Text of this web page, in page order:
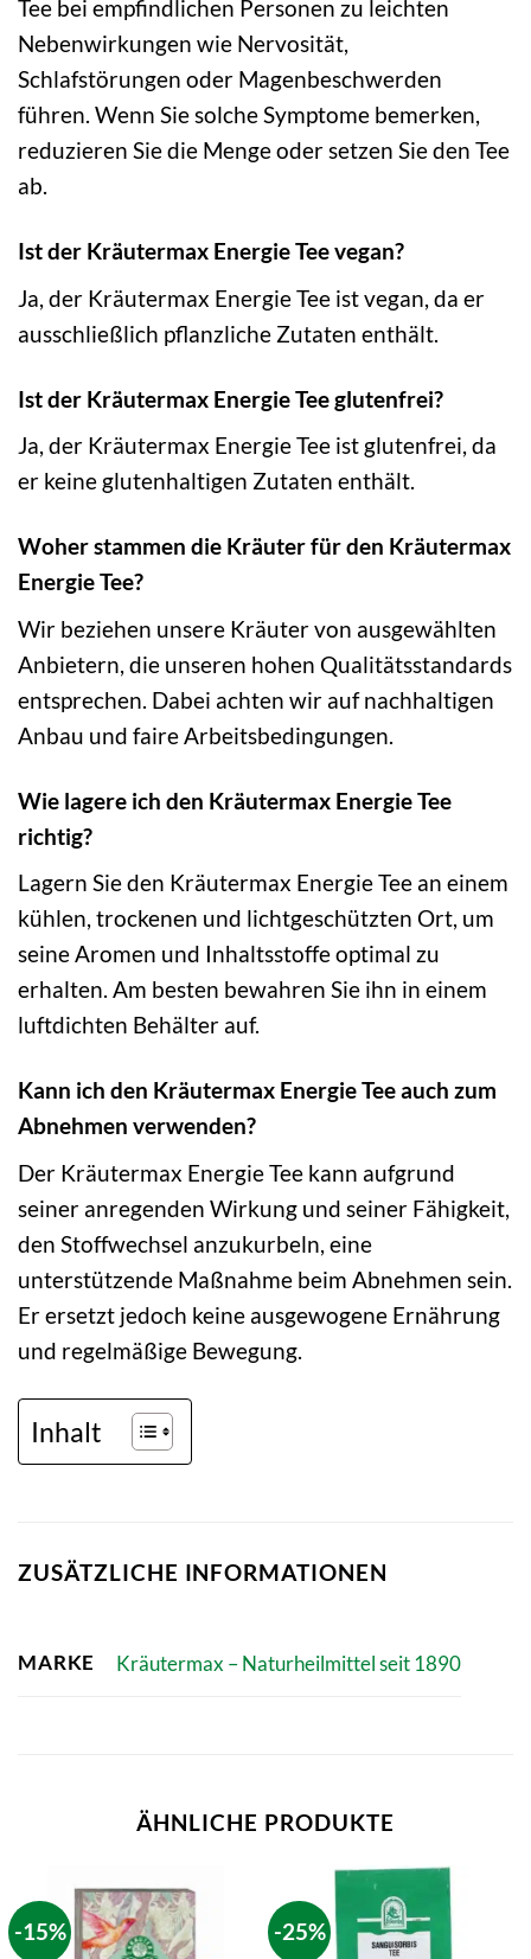
Tee bei empfindlichen Personen zu leichten
Nebenwirkungen wie Nervosität,
Schlafstörungen oder Magenbeschwerden
führen. Wenn Sie solche Symptome bemerken,
reduzieren Sie die Menge oder setzen Sie den Tee
ab.
Ist der Kräutermax Energie Tee vegan?
Ja, der Kräutermax Energie Tee ist vegan, da er
ausschließlich pflanzliche Zutaten enthält.
Ist der Kräutermax Energie Tee glutenfrei?
Ja, der Kräutermax Energie Tee ist glutenfrei, da
er keine glutenhaltigen Zutaten enthält.
Woher stammen die Kräuter für den Kräutermax
Energie Tee?
Wir beziehen unsere Kräuter von ausgewählten
Anbietern, die unseren hohen Qualitätsstandards
entsprechen. Dabei achten wir auf nachhaltigen
Anbau und faire Arbeitsbedingungen.
Wie lagere ich den Kräutermax Energie Tee
richtig?
Lagern Sie den Kräutermax Energie Tee an einem
kühlen, trockenen und lichtgeschützten Ort, um
seine Aromen und Inhaltsstoffe optimal zu
erhalten. Am besten bewahren Sie ihn in einem
luftdichten Behälter auf.
Kann ich den Kräutermax Energie Tee auch zum
Abnehmen verwenden?
Der Kräutermax Energie Tee kann aufgrund
seiner anregenden Wirkung und seiner Fähigkeit,
den Stoffwechsel anzukurbeln, eine
unterstützende Maßnahme beim Abnehmen sein.
Er ersetzt jedoch keine ausgewogene Ernährung
und regelmäßige Bewegung.
Inhalt
ZUSÄTZLICHE INFORMATIONEN
MARKE Kräutermax – Naturheilmittel seit 1890
ÄHNLICHE PRODUKTE
-15% -25%